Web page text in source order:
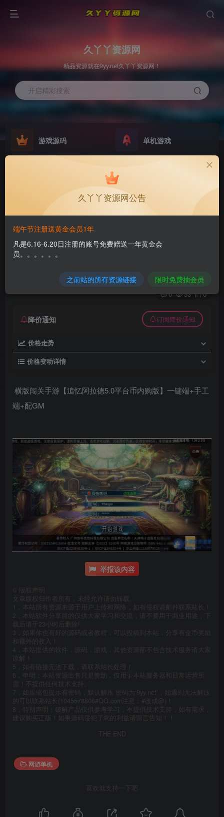
久丫丫资源网
精品资源就在9yy.net久丫丫资源网！
开启精彩搜索
游戏源码 单机游戏
欢迎大家无偿赞助！
横版闯关手游【追忆阿拉德5.0平台币内购版】一
键端+手工端+配GM
4个月前更新
关注 私信
0 33 0
降价通知 订阅降价通知
价格走势
价格变动详情
横版闯关手游【追忆阿拉德5.0平台币内购版】一键端+手工
端+配GM
举报该内容
版权声明
文章版权归作者所有，未经允许请勿转载。
1，本站所有资源来源于用户上传和网络，如有侵权请邮件联系站长！
2，本站软件分享目的仅供大家学习和交流，请不要用于商业用途，下
载后请于23小时后删除!
3，如果你也有好的源码或者教程，可以投稿到本站，分享有金币奖励
和额外的收入！
4，本站提供的软件，源码，游戏，其他资源部不包含技术服务请大家
谅解！
5，如有链接无法下载，请联系站长处理！
6，申明：本站资源出售只是赞助，仅用于本站服务器和日常运营所
需！不提供任何技术支持。
7，如压缩包提示有密码，默认解压 密码为‘9yy.net’，如遇到无法解压
的可以联系站长(1045578806#QQ.com注意：#改成@)！
8，特别声明：破解产品仅供参考学习，不提供技术支持，如有需求，
建议购买正版！如果源码侵犯了您的利益请留言告知！！
THE END
网游单机
喜欢就支持一下吧
久丫丫资源网公告
端午节注册送黄金会员1年
凡是6.16-6.20日注册的账号免费赠送一年黄金会
员。。。。。。
之前站的所有资源链接 限时免费抽会员